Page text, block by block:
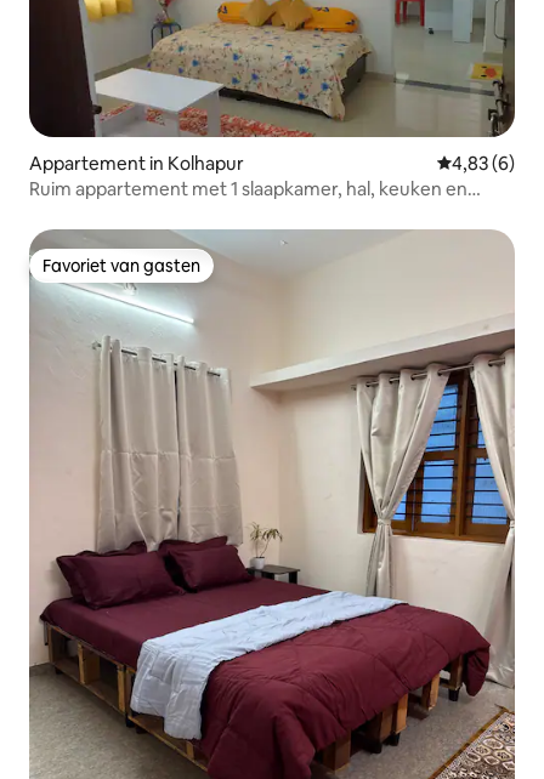
Appartement in Kolhapur Gemiddelde
4,83 (6)
Ruim appartement met 1 slaapkamer, hal, keuken en
Favoriet van gasten
Favoriet van gasten